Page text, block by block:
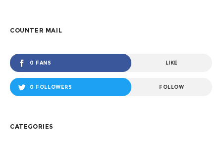
COUNTER MAIL
0 FANS LIKE
0 FOLLOWERS FOLLOW
CATEGORIES